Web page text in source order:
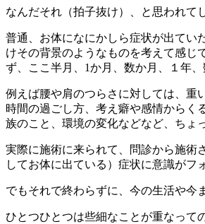
なんだそれ（拍子抜け）、と思われて
普通、お体になにかしら症状が出てい
けその背景のようなものを考えて感じ
ず、ここ半月、1か月、数か月、１年
例えば腰や肩のつらさに対しては、重
時間の過ごし方、考え癖や感情からく
族のこと、環境の変化などなど、ちょ
実際に施術に来られて、問診から施術
してお体に出ている）症状に意識がフ
でもそれで終わらずに、今の生活や今
ひとつひとつは些細なことが重なって